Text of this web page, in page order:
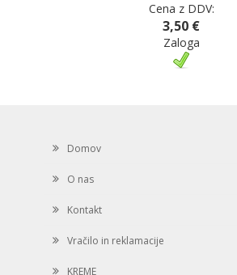
Cena z DDV:
3,50 €
Zaloga
Domov
O nas
Kontakt
Vračilo in reklamacije
KREME